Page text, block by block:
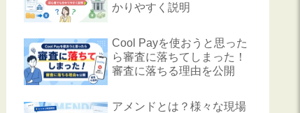
かりやすく説明
Cool Payを使おうと思った
ら審査に落ちてしまった！
審査に落ちる理由を公開
アメンドとは？様々な現場